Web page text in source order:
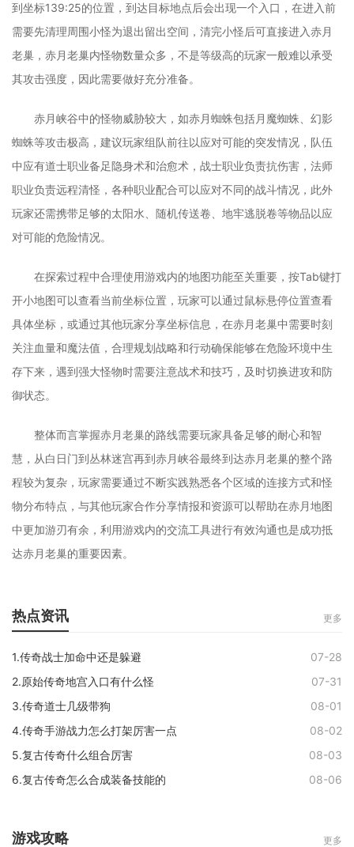
到坐标139:25的位置，到达目标地点后会出现一个入口，在进入前
需要先清理周围小怪为退出留出空间，清完小怪后可直接进入赤月
老巢，赤月老巢内怪物数量众多，不是等级高的玩家一般难以承受
其攻击强度，因此需要做好充分准备。
赤月峡谷中的怪物威胁较大，如赤月蜘蛛包括月魔蜘蛛、幻影
蜘蛛等攻击极高，建议玩家组队前往以应对可能的突发情况，队伍
中应有道士职业备足隐身术和治愈术，战士职业负责抗伤害，法师
职业负责远程清怪，各种职业配合可以应对不同的战斗情况，此外
玩家还需携带足够的太阳水、随机传送卷、地牢逃脱卷等物品以应
对可能的危险情况。
在探索过程中合理使用游戏内的地图功能至关重要，按Tab键打
开小地图可以查看当前坐标位置，玩家可以通过鼠标悬停位置查看
具体坐标，或通过其他玩家分享坐标信息，在赤月老巢中需要时刻
关注血量和魔法值，合理规划战略和行动确保能够在危险环境中生
存下来，遇到强大怪物时需要注意战术和技巧，及时切换进攻和防
御状态。
整体而言掌握赤月老巢的路线需要玩家具备足够的耐心和智
慧，从白日门到丛林迷宫再到赤月峡谷最终到达赤月老巢的整个路
程较为复杂，玩家需要通过不断实践熟悉各个区域的连接方式和怪
物分布特点，与其他玩家合作分享情报和资源可以帮助在赤月地图
中更加游刃有余，利用游戏内的交流工具进行有效沟通也是成功抵
达赤月老巢的重要因素。
热点资讯 更多
1.传奇战士加命中还是躲避
07-28
2.原始传奇地宫入口有什么怪
07-31
3.传奇道士几级带狗
08-01
4.传奇手游战力怎么打架厉害一点
08-02
5.复古传奇什么组合厉害
08-03
6.复古传奇怎么合成装备技能的
08-06
游戏攻略 更多